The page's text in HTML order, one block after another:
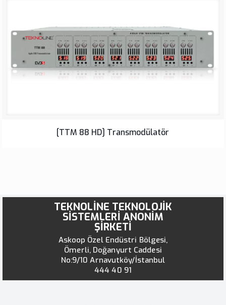
[TTM 88 HD] Transmodülatör
TEKNOLİNE TEKNOLOJİK
SİSTEMLERİ ANONİM
ŞİRKETİ
Askoop Özel Endüstri Bölgesi,
Ömerli, Doğanyurt Caddesi
No:9/10 Arnavutköy/İstanbul
444 40 91